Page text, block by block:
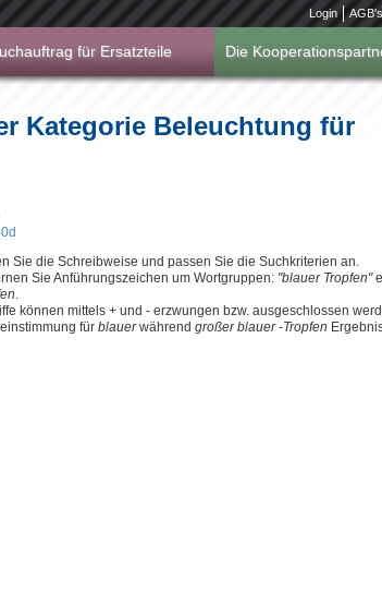
Login AGB's
für Ersatzteile Die
Kategorie Beleuchtung für
Sie die Schreibweise und passen Sie die Suchkriterien an.
Sie Anführungszeichen um Wortgruppen: "blauer Tropfen"
.
können mittels + und - erzwungen bzw. ausgeschlossen
für blauerwährend großer blauer -Tropfen